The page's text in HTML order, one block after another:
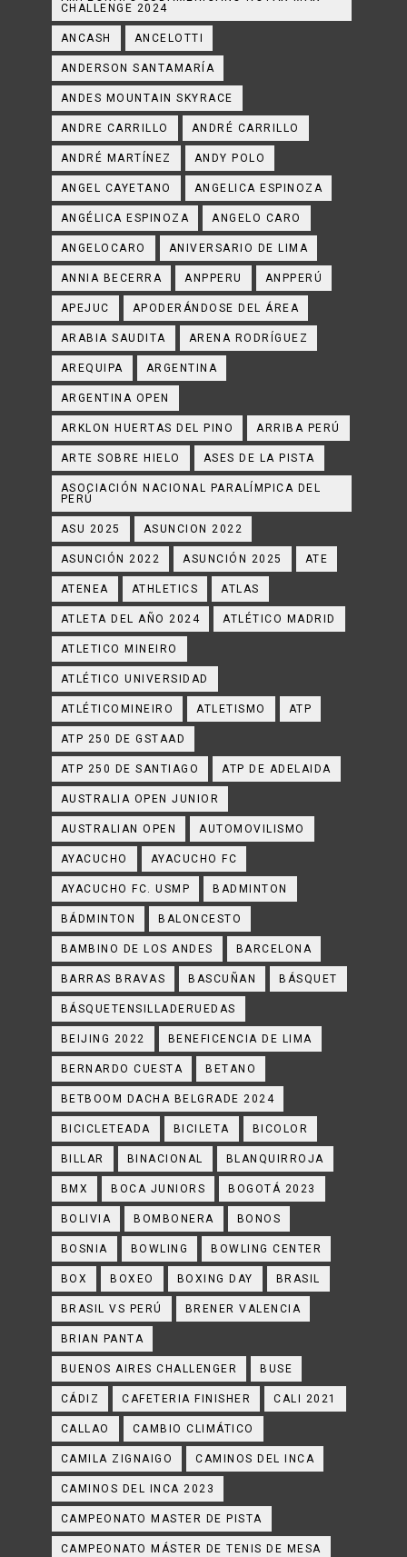
CHALLENGE 2024
ANCASH ANCELOTTI
ANDERSON SANTAMARÍA
ANDES MOUNTAIN SKYRACE
ANDRE CARRILLO ANDRÉ CARRILLO
ANDRÉ MARTÍNEZ ANDY POLO
ANGEL CAYETANO ANGELICA ESPINOZA
ANGÉLICA ESPINOZA ANGELO CARO
ANGELOCARO ANIVERSARIO DE LIMA
ANNIA BECERRA ANPPERU ANPPERÚ
APEJUC APODERÁNDOSE DEL ÁREA
ARABIA SAUDITA ARENA RODRÍGUEZ
AREQUIPA ARGENTINA
ARGENTINA OPEN
ARKLON HUERTAS DEL PINO ARRIBA PERÚ
ARTE SOBRE HIELO ASES DE LA PISTA
ASOCIACIÓN NACIONAL PARALÍMPICA DEL
PERÚ
ASU 2025 ASUNCION 2022
ASUNCIÓN 2022 ASUNCIÓN 2025 ATE
ATENEA ATHLETICS ATLAS
ATLETA DEL AÑO 2024 ATLÉTICO MADRID
ATLETICO MINEIRO
ATLÉTICO UNIVERSIDAD
ATLÉTICOMINEIRO ATLETISMO ATP
ATP 250 DE GSTAAD
ATP 250 DE SANTIAGO ATP DE ADELAIDA
AUSTRALIA OPEN JUNIOR
AUSTRALIAN OPEN AUTOMOVILISMO
AYACUCHO AYACUCHO FC
AYACUCHO FC. USMP BADMINTON
BÁDMINTON BALONCESTO
BAMBINO DE LOS ANDES BARCELONA
BARRAS BRAVAS BASCUÑAN BÁSQUET
BÁSQUETENSILLADERUEDAS
BEIJING 2022 BENEFICENCIA DE LIMA
BERNARDO CUESTA BETANO
BETBOOM DACHA BELGRADE 2024
BICICLETEADA BICILETA BICOLOR
BILLAR BINACIONAL BLANQUIRROJA
BMX BOCA JUNIORS BOGOTÁ 2023
BOLIVIA BOMBONERA BONOS
BOSNIA BOWLING BOWLING CENTER
BOX BOXEO BOXING DAY BRASIL
BRASIL VS PERÚ BRENER VALENCIA
BRIAN PANTA
BUENOS AIRES CHALLENGER BUSE
CÁDIZ CAFETERIA FINISHER CALI 2021
CALLAO CAMBIO CLIMÁTICO
CAMILA ZIGNAIGO CAMINOS DEL INCA
CAMINOS DEL INCA 2023
CAMPEONATO MASTER DE PISTA
CAMPEONATO MÁSTER DE TENIS DE MESA